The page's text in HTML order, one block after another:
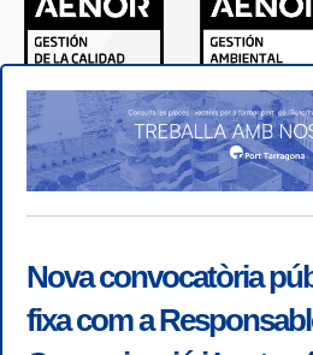
Nova convocatòria
fixa com a